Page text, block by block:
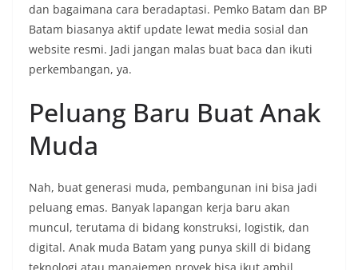
dan bagaimana cara beradaptasi. Pemko Batam dan BP
Batam biasanya aktif update lewat media sosial dan
website resmi. Jadi jangan malas buat baca dan ikuti
perkembangan, ya.
Peluang Baru Buat Anak
Muda
Nah, buat generasi muda, pembangunan ini bisa jadi
peluang emas. Banyak lapangan kerja baru akan
muncul, terutama di bidang konstruksi, logistik, dan
digital. Anak muda Batam yang punya skill di bidang
teknologi atau manajemen proyek bisa ikut ambil